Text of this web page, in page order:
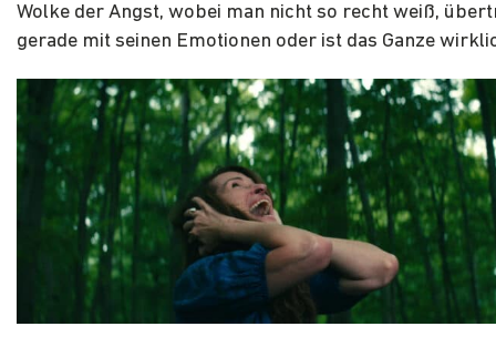
Wolke der Angst, wobei man nicht so recht weiß,
gerade mit seinen Emotionen oder ist das Ganze